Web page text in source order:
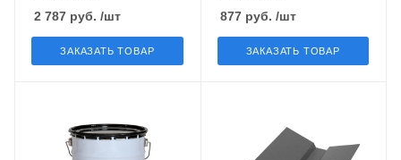
2 787 руб. /шт
ЗАКАЗАТЬ ТОВАР
877руб. /шт
ЗАКАЗАТЬ ТОВАР